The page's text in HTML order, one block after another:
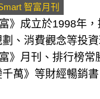
智富月刊
富》成立於1998年
劃、消費觀念等投
富》月刊、排行榜
萬》等財經暢銷